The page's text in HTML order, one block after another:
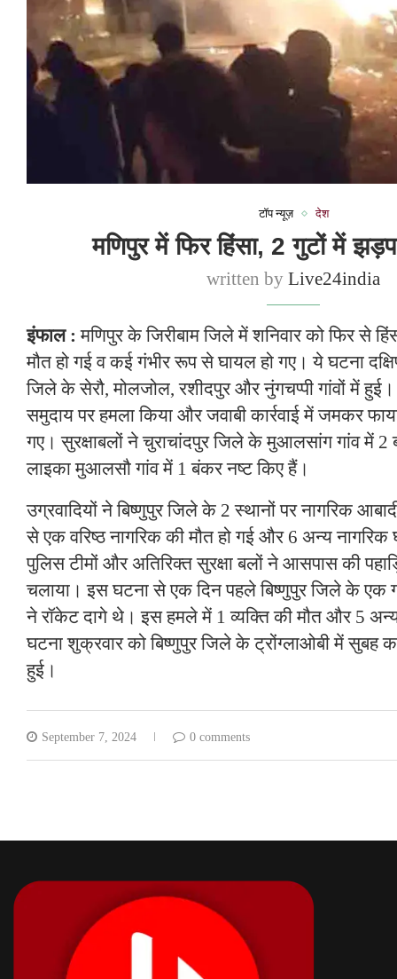
टॉप न्यूज़ देश
मणिपुर में फिर हिंसा, 2 गुटों में
written byLive24india
इंफाल : मणिपुर के जिरीबाम जिले में शनिवार को फिर से
मौत हो गई व कई गंभीर रूप से घायल हो गए। ये घटना
जिले के सेरौ, मोलजोल, रशीदपुर और नुंगचप्पी गांवों में
समुदाय पर हमला किया और जवाबी कार्रवाई में जमकर
गए। सुरक्षाबलों ने चुराचांदपुर जिले के मुआलसांग गांव में
लाइका मुआलसौ गांव में 1 बंकर नष्ट किए हैं।
उग्रवादियों ने बिष्णुपुर जिले के 2 स्थानों पर नागरिक
से एक वरिष्ठ नागरिक की मौत हो गई और 6 अन्य
पुलिस टीमों और अतिरिक्त सुरक्षा बलों ने आसपास की
चलाया। इस घटना से एक दिन पहले बिष्णुपुर जिले के एक
ने रॉकेट दागे थे। इस हमले में 1 व्यक्ति की मौत और 5
घटना शुक्रवार को बिष्णुपुर जिले के ट्रोंग्लाओबी में सुबह
हुई।
September 7, 2024 0 comments